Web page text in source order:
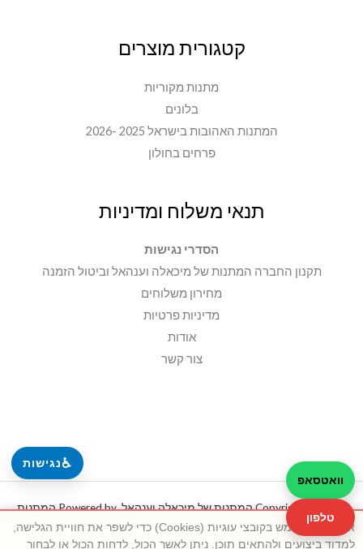
♿נגישות
קטגורית מוצרים
מתנות מקוריות
בלונים
המתנות האהובות בישראל 2025 -2026
פרחים בחולון
תנאי משלוח ומדיניות
הסדרי נגישות
תקנון החברה המתנות של מיכאלה וענהאל וביטול הזמנה
מחירון משלוחים
מדיניות פרטיות
אודות
צור קשר
Copyright © 2026 המתנות של מיכאלה וענהאל. Powered by המתנות
של מיכאלה וענהאל.
וואטסאפ
טלפון
אתר זה משתמש בקובצי עוגיות (Cookies) כדי לשפר את חוויית הגלישה,
למדוד ביצועים ולהתאים תוכן. ניתן לאשר הכול, לדחות הכול או לבחור